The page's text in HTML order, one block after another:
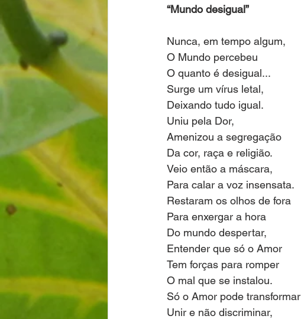
“Mundo desigual”
Nunca, em tempo algum,
O Mundo percebeu
O quanto é desigual...
Surge um vírus letal,
Deixando tudo igual.
Uniu pela Dor,
Amenizou a segregação
Da cor, raça e religião.
Veio então a máscara,
Para calar a voz insensata.
Restaram os olhos de fora
Para enxergar a hora
Do mundo despertar,
Entender que só o Amor
Tem forças para romper
O mal que se instalou.
Só o Amor pode transformar
Unir e não discriminar,